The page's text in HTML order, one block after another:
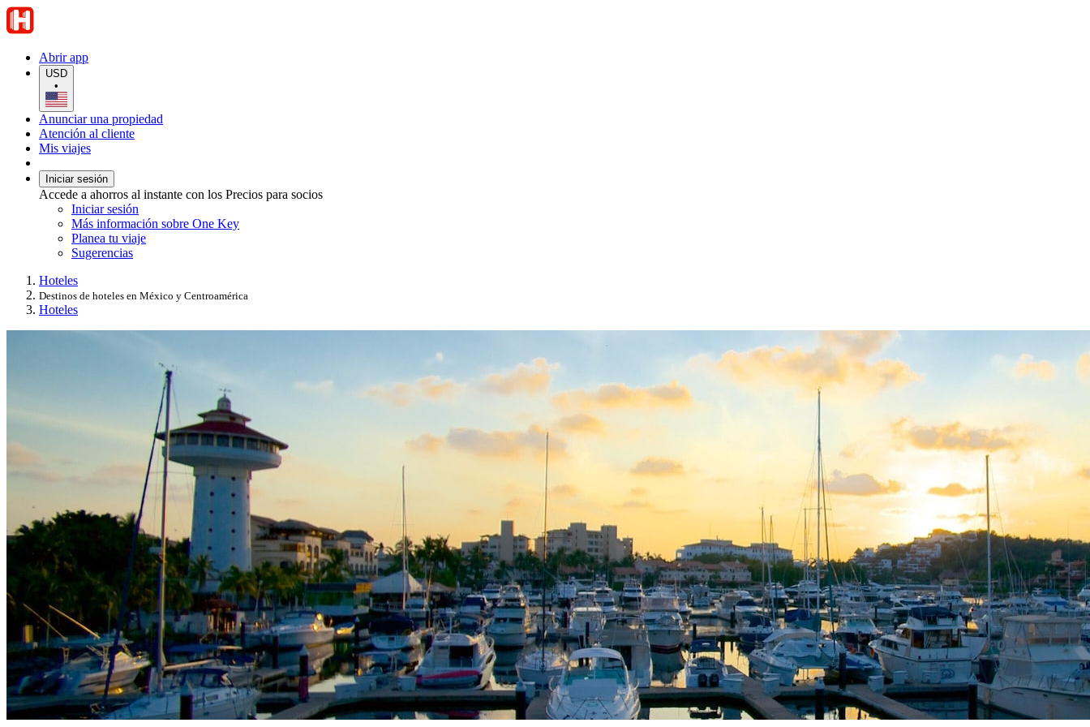
Abrir app
USD
•
Anunciar una propiedad
Atención al cliente
Mis viajes
Iniciar sesión
Accede a ahorros al instante con los Precios para socios
Iniciar sesión
Más información sobre One Key
Planea tu viaje
Sugerencias
Hoteles
Destinos de hoteles en México y Centroamérica
Hoteles